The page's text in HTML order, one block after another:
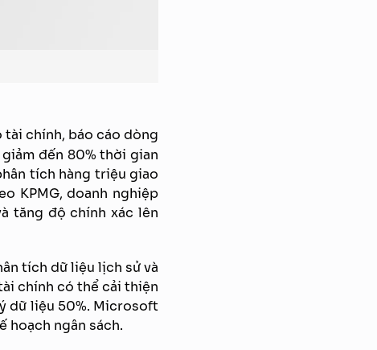
tài chính, báo cáo dòng
đến 80% thời gian
tích hàng triệu giao
KPMG, doanh nghiệp
tăng độ chính xác lên
tích dữ liệu lịch sử và
chính có thể cải thiện
dữ liệu 50%. Microsoft
hoạch ngân sách.